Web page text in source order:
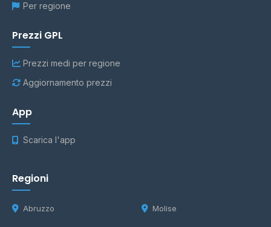
Per regione
Prezzi GPL
Prezzi medi per regione
Aggiornamento prezzi
App
Scarica l'app
Regioni
Abruzzo Molise